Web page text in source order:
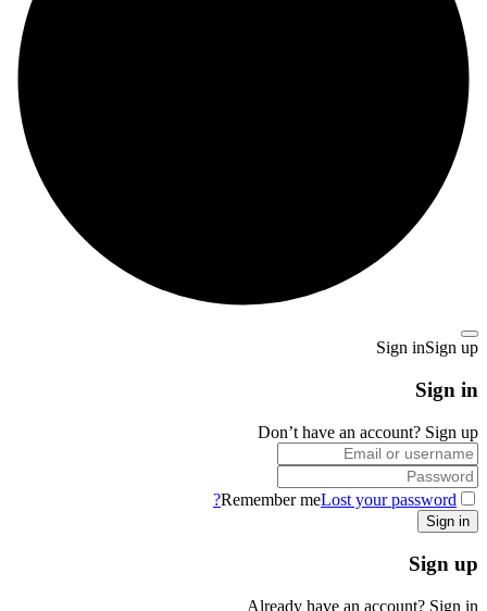
Sign inSign up
Sign in
Don’t have an account? Sign up
Remember meLost your password?
Sign up
Already have an account? Sign in